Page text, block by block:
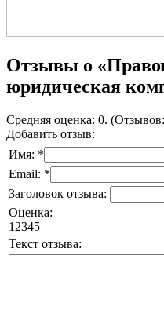
Отзывы о
юридическая
Средняя оценка: 0.
Добавить отзыв:
Имя: *
Email: *
Заголовок отзыва:
Оценка:
1 2345
Текст отзыва: